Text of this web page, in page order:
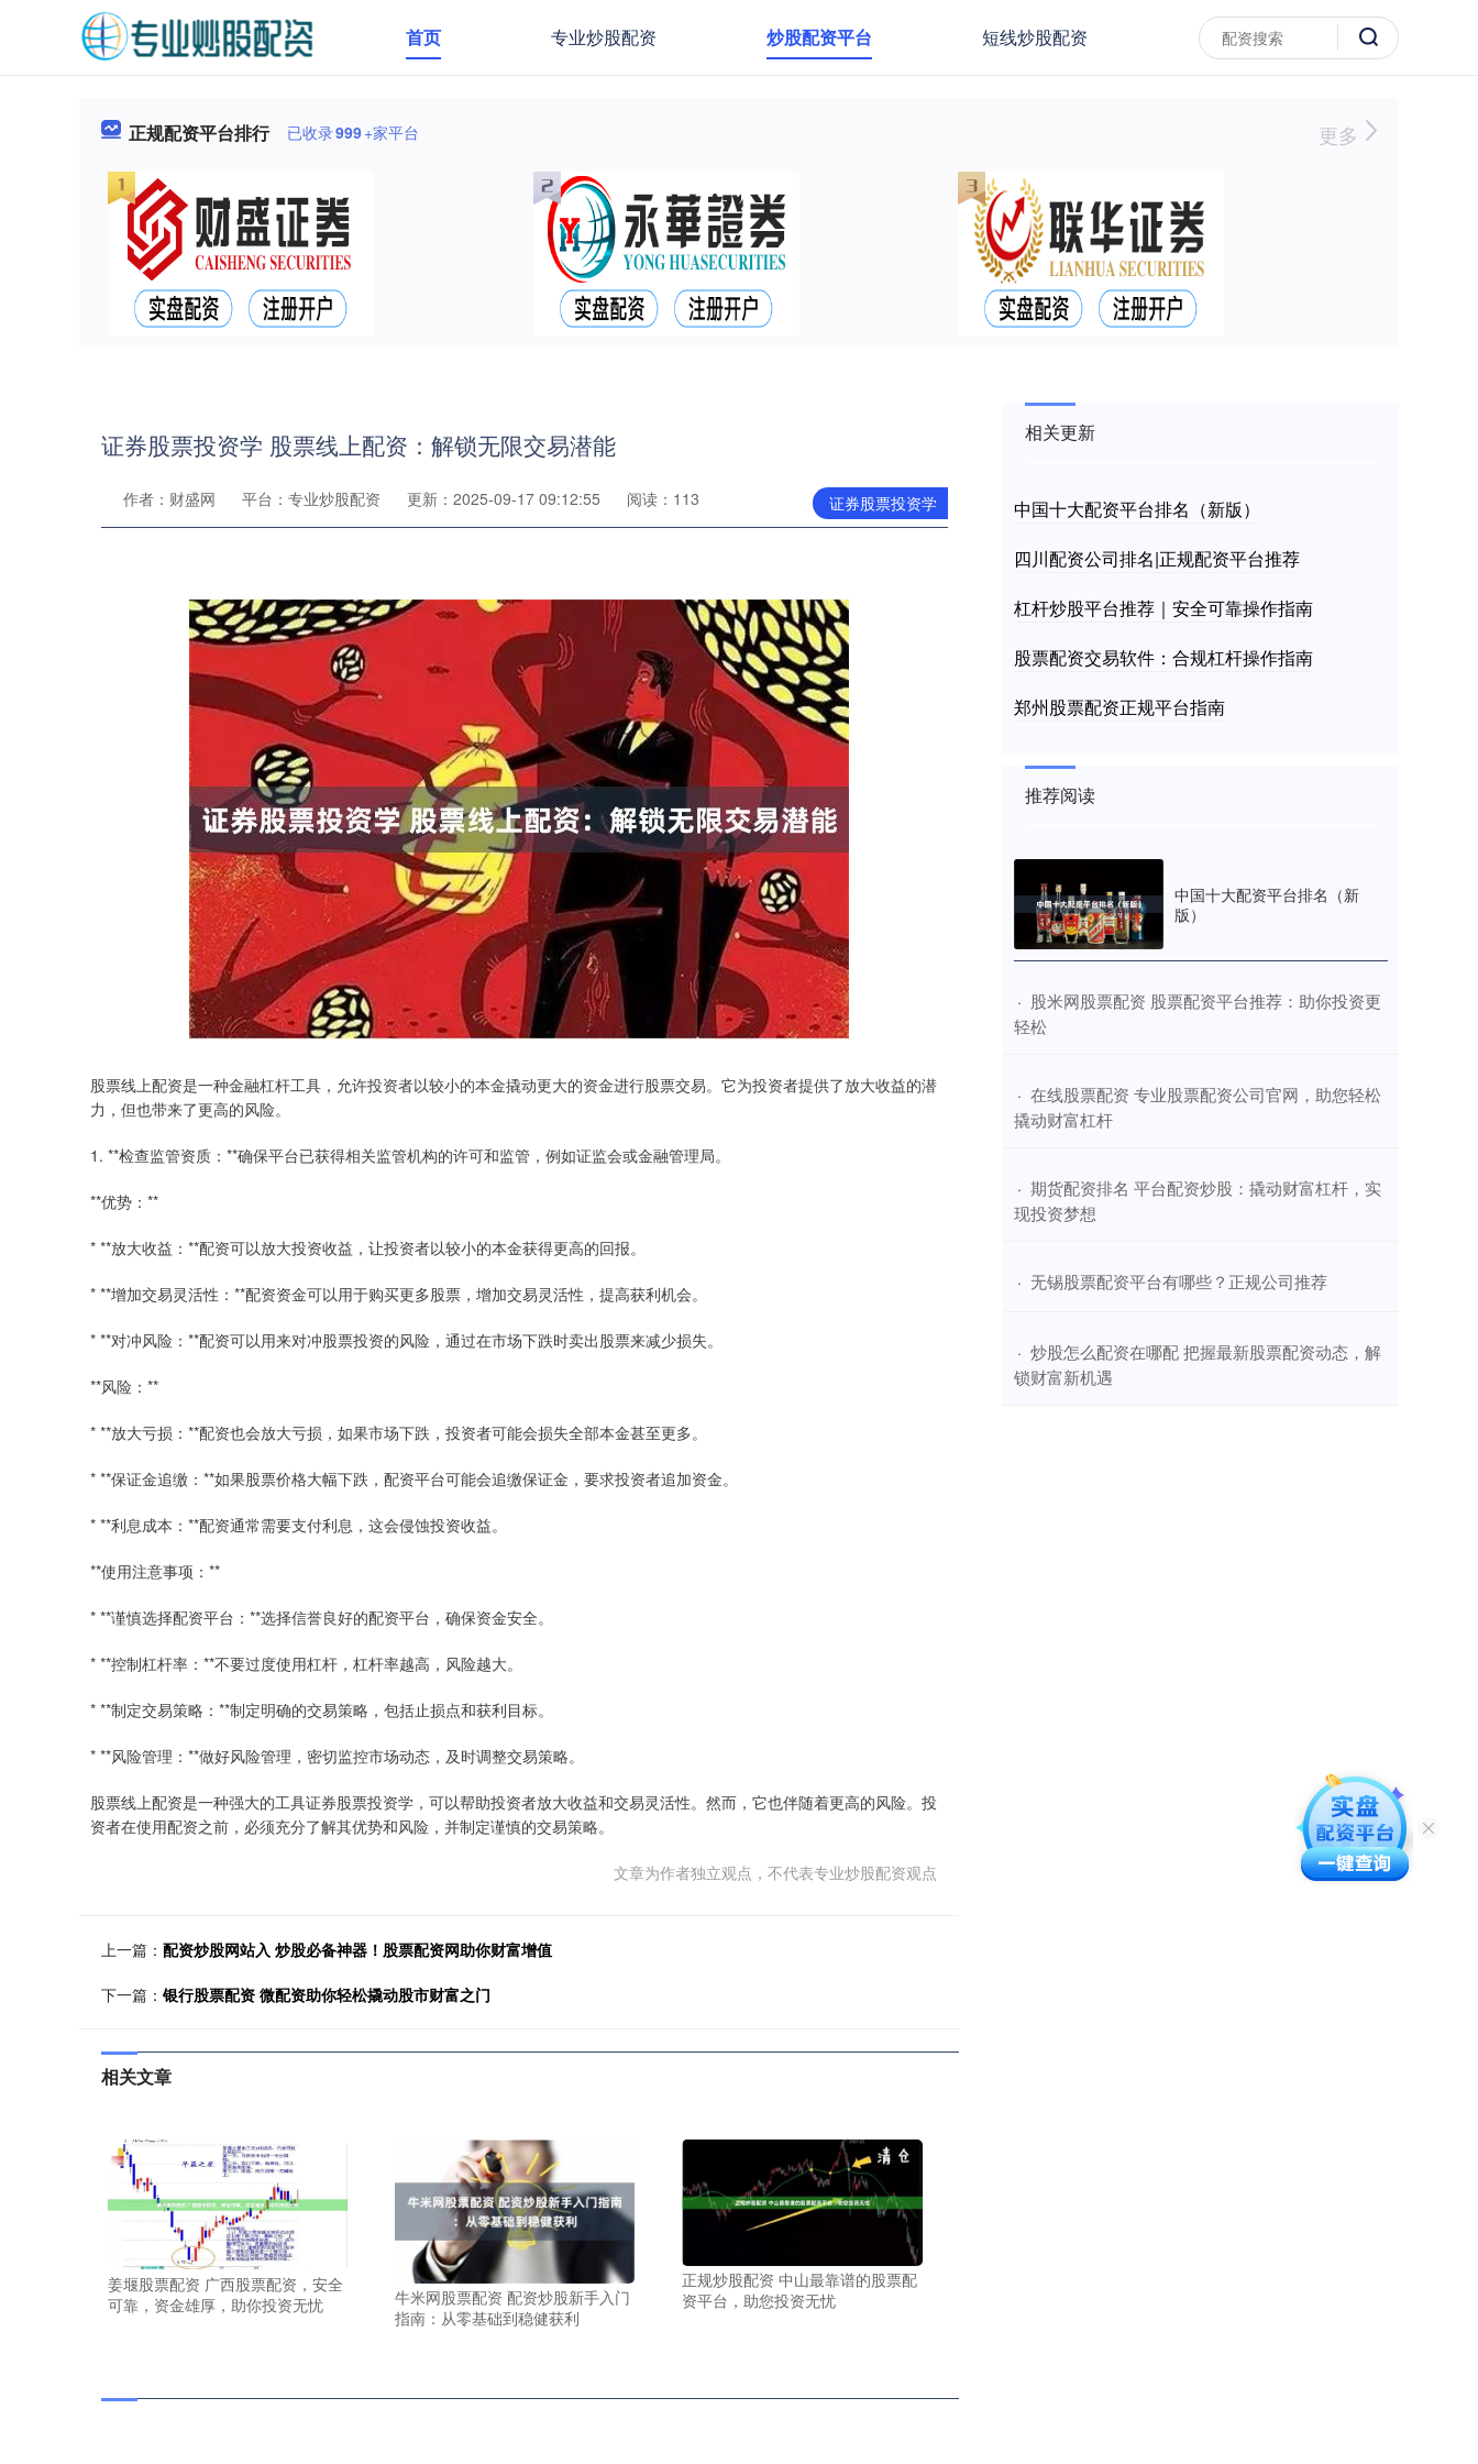
首页 专业炒股配资 炒股配资平台 短线炒股配资
正规配资平台排行 已收录999+家平台 更多
证券股票投资学 股票线上配资：解锁无限交易潜能
证券股票投资学
作者：财盛网 平台：专业炒股配资 更新：2025-09-17 09:12:55 阅读：113
股票线上配资是一种金融杠杆工具，允许投资者以较小的本金撬动更大的资金进行股票交易。它为投资者提供了放大收益的潜
力，但也带来了更高的风险。
1. **检查监管资质：**确保平台已获得相关监管机构的许可和监管，例如证监会或金融管理局。
**优势：**
* **放大收益：**配资可以放大投资收益，让投资者以较小的本金获得更高的回报。
* **增加交易灵活性：**配资资金可以用于购买更多股票，增加交易灵活性，提高获利机会。
* **对冲风险：**配资可以用来对冲股票投资的风险，通过在市场下跌时卖出股票来减少损失。
**风险：**
* **放大亏损：**配资也会放大亏损，如果市场下跌，投资者可能会损失全部本金甚至更多。
* **保证金追缴：**如果股票价格大幅下跌，配资平台可能会追缴保证金，要求投资者追加资金。
* **利息成本：**配资通常需要支付利息，这会侵蚀投资收益。
**使用注意事项：**
* **谨慎选择配资平台：**选择信誉良好的配资平台，确保资金安全。
* **控制杠杆率：**不要过度使用杠杆，杠杆率越高，风险越大。
* **制定交易策略：**制定明确的交易策略，包括止损点和获利目标。
* **风险管理：**做好风险管理，密切监控市场动态，及时调整交易策略。
股票线上配资是一种强大的工具证券股票投资学，可以帮助投资者放大收益和交易灵活性。然而，它也伴随着更高的风险。投
资者在使用配资之前，必须充分了解其优势和风险，并制定谨慎的交易策略。
文章为作者独立观点，不代表专业炒股配资观点
上一篇： 配资炒股网站入 炒股必备神器！股票配资网助你财富增值
下一篇： 银行股票配资 微配资助你轻松撬动股市财富之门
相关文章
姜堰股票配资 广西股票配资，安全
可靠，资金雄厚，助你投资无忧
牛米网股票配资 配资炒股新手入门
指南：从零基础到稳健获利
正规炒股配资 中山最靠谱的股票配
资平台，助您投资无忧
相关更新
中国十大配资平台排名（新版）
四川配资公司排名|正规配资平台推荐
杠杆炒股平台推荐｜安全可靠操作指南
股票配资交易软件：合规杠杆操作指南
郑州股票配资正规平台指南
推荐阅读
中国十大配资平台排名（新
版）
· ​股米网股票配资 股票配资平台推荐：助你投资更
轻松
· ​在线股票配资 专业股票配资公司官网，助您轻松
撬动财富杠杆
· ​期货配资排名 平台配资炒股：撬动财富杠杆，实
现投资梦想
· ​无锡股票配资平台有哪些？正规公司推荐
· ​炒股怎么配资在哪配 把握最新股票配资动态，解
锁财富新机遇